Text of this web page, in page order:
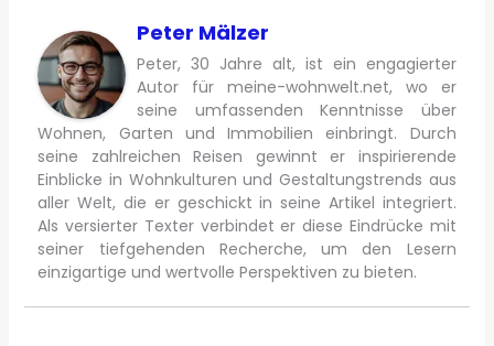
Peter Mälzer
Peter, 30 Jahre alt, ist ein engagierter
Autor für meine-wohnwelt.net, wo er
seine umfassenden Kenntnisse über
Wohnen, Garten und Immobilien einbringt. Durch
seine zahlreichen Reisen gewinnt er inspirierende
Einblicke in Wohnkulturen und Gestaltungstrends aus
aller Welt, die er geschickt in seine Artikel integriert.
Als versierter Texter verbindet er diese Eindrücke mit
seiner tiefgehenden Recherche, um den Lesern
einzigartige und wertvolle Perspektiven zu bieten.